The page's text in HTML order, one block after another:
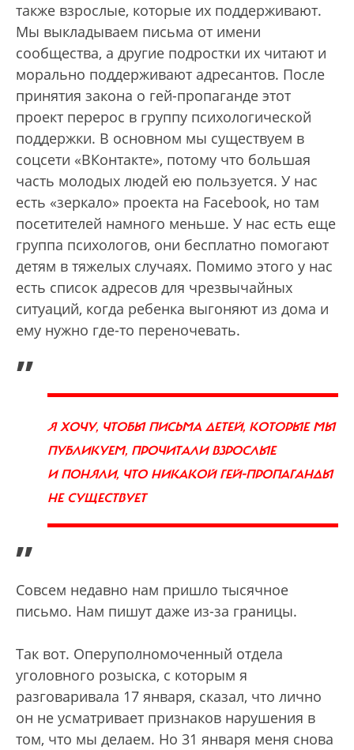
также взрослые, которые их поддерживают.
Мы выкладываем письма от имени
сообщества, а другие подростки их читают и
морально поддерживают адресантов. После
принятия закона о гей-пропаганде этот
проект перерос в группу психологической
поддержки. В основном мы существуем в
соцсети «ВКонтакте», потому что большая
часть молодых людей ею пользуется. У нас
есть «зеркало» проекта на Facebook, но там
посетителей намного меньше. У нас есть еще
группа психологов, они бесплатно помогают
детям в тяжелых случаях. Помимо этого у нас
есть список адресов для чрезвычайных
ситуаций, когда ребенка выгоняют из дома и
ему нужно где-то переночевать.
„
Я ХОЧУ, ЧТОБЫ ПИСЬМА ДЕТЕЙ, КОТОРЫЕ МЫ
ПУБЛИКУЕМ, ПРОЧИТАЛИ ВЗРОСЛЫЕ
И ПОНЯЛИ, ЧТО НИКАКОЙ ГЕЙ-ПРОПАГАНДЫ
НЕ СУЩЕСТВУЕТ
”
Совсем недавно нам пришло тысячное
письмо. Нам пишут даже из-за границы.
Так вот. Оперуполномоченный отдела
уголовного розыска, с которым я
разговаривала 17 января, сказал, что лично
он не усматривает признаков нарушения в
том, что мы делаем. Но 31 января меня снова